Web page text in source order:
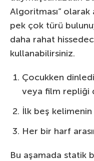
Algoritması” olarak
pek çok türü
daha rahat
kullanabilirsiniz.
Çocukken
veya film repliği
İlk beş
Her bir harf
Bu aşamada statik